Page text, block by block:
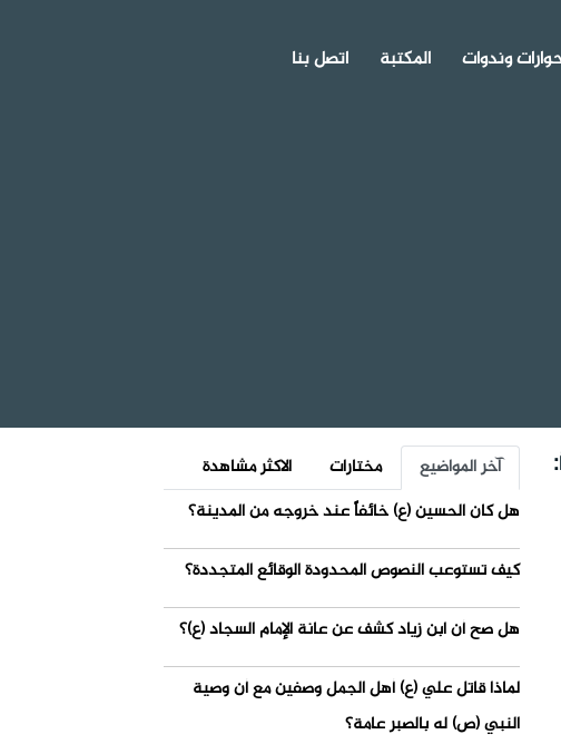
وندوات المكتبة اتصل بنا
آخر المواضيع مختارات
الاكثر مشاهدة
هل كان الحسين (ع) خائفاً عند خروجه من المدينة؟
كيف تستوعب النصوص المحدودة الوقائع المتجددة؟
هل صح أن ابن زياد كشف عن عانة الإمام السجاد (ع)؟
لماذا قاتل علي (ع) أهل الجمل وصفين مع أن وصية
النبي (ص) له بالصبر عامة؟